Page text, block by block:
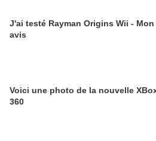
J'ai testé Rayman Origins Wii - Mon
avis
Voici une photo de la nouvelle
360